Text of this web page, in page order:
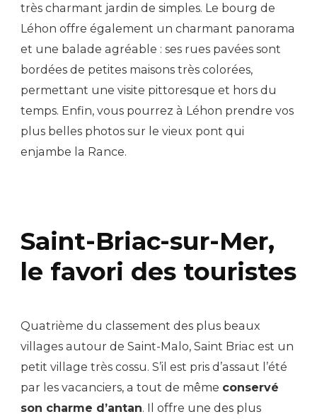
très charmant jardin de simples. Le bourg de
Léhon offre également un charmant panorama
et une balade agréable : ses rues pavées sont
bordées de petites maisons très colorées,
permettant une visite pittoresque et hors du
temps. Enfin, vous pourrez à Léhon prendre vos
plus belles photos sur le vieux pont qui
enjambe la Rance.
Saint-Briac-sur-Mer,
le favori des touristes
Quatrième du classement des plus beaux
villages autour de Saint-Malo, Saint Briac est un
petit village très cossu. S’il est pris d’assaut l’été
par les vacanciers, a tout de même conservé
son charme d’antan. Il offre une des plus